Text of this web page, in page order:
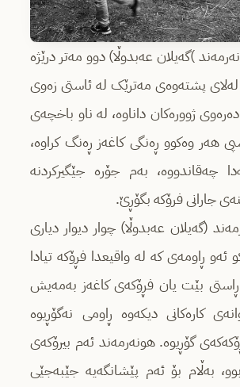
)گەیلان عەبدوڵا) دوو مەتر درێژە
لەلای پشتەوەی مەترێک لە ئاستی زەوی
ژوورەکان داناوە، لە ناو باخچەی
هەر وەکوو ڕەنگی کاغەز ڕەنگ کراوە،
چەقاندووە، بەم جۆرە جێگیرکردنە
جارانی فرۆکە بگۆڕێ.
(گەیلان عەبدوڵا) چوار دیوار دیاری
ئەو ڕاومەی کە لە واقیعدا فڕۆکە تیادا
بێت یان فڕۆکەی کاغەز بەمەیش
کارەکانی دیکەوە ڕاومی نەگۆڕیوە
گۆڕیوە. هونەرمەند ئەم بیرۆکەی
بەڵام بۆ ئەم پێشانگەیە جێبەجێی